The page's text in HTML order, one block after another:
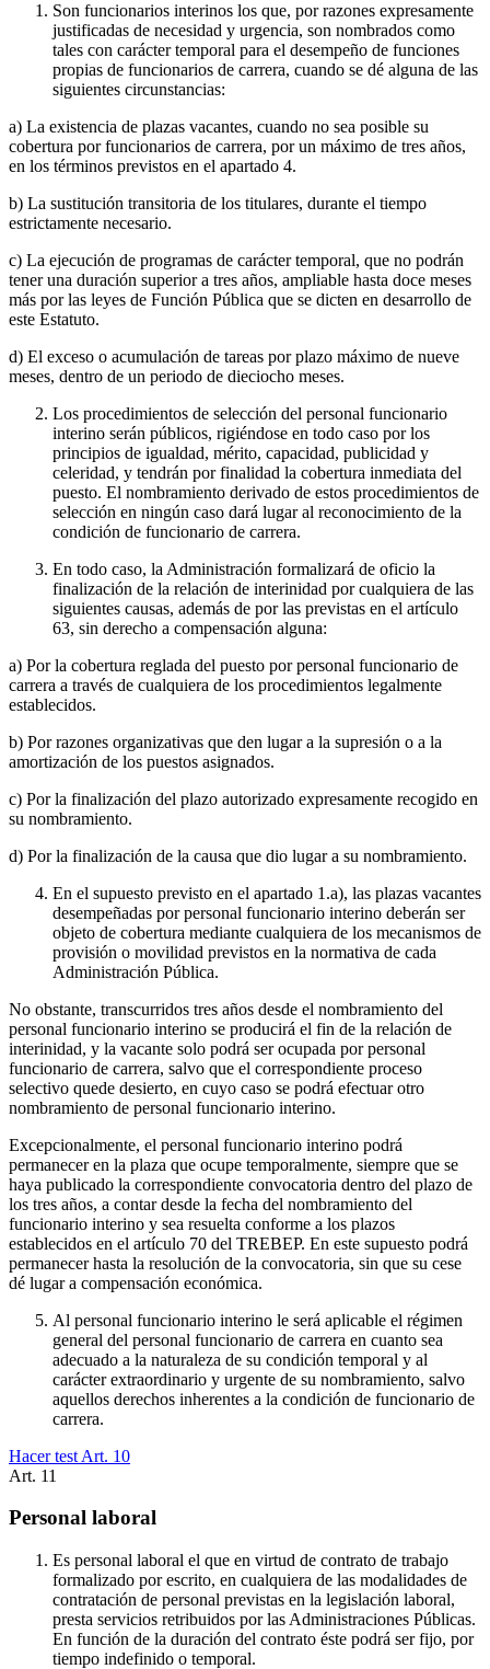
Son funcionarios interinos los que, por razones expresamente
justificadas de necesidad y urgencia, son nombrados como
tales con carácter temporal para el desempeño de funciones
propias de funcionarios de carrera, cuando se dé alguna de las
siguientes circunstancias:
a) La existencia de plazas vacantes, cuando no sea posible su
cobertura por funcionarios de carrera, por un máximo de tres años,
en los términos previstos en el apartado 4.
b) La sustitución transitoria de los titulares, durante el tiempo
estrictamente necesario.
c) La ejecución de programas de carácter temporal, que no podrán
tener una duración superior a tres años, ampliable hasta doce meses
más por las leyes de Función Pública que se dicten en desarrollo de
este Estatuto.
d) El exceso o acumulación de tareas por plazo máximo de nueve
meses, dentro de un periodo de dieciocho meses.
Los procedimientos de selección del personal funcionario
interino serán públicos, rigiéndose en todo caso por los
principios de igualdad, mérito, capacidad, publicidad y
celeridad, y tendrán por finalidad la cobertura inmediata del
puesto. El nombramiento derivado de estos procedimientos de
selección en ningún caso dará lugar al reconocimiento de la
condición de funcionario de carrera.
En todo caso, la Administración formalizará de oficio la
finalización de la relación de interinidad por cualquiera de las
siguientes causas, además de por las previstas en el artículo
63, sin derecho a compensación alguna:
a) Por la cobertura reglada del puesto por personal funcionario de
carrera a través de cualquiera de los procedimientos legalmente
establecidos.
b) Por razones organizativas que den lugar a la supresión o a la
amortización de los puestos asignados.
c) Por la finalización del plazo autorizado expresamente recogido en
su nombramiento.
d) Por la finalización de la causa que dio lugar a su nombramiento.
En el supuesto previsto en el apartado 1.a), las plazas vacantes
desempeñadas por personal funcionario interino deberán ser
objeto de cobertura mediante cualquiera de los mecanismos de
provisión o movilidad previstos en la normativa de cada
Administración Pública.
No obstante, transcurridos tres años desde el nombramiento del
personal funcionario interino se producirá el fin de la relación de
interinidad, y la vacante solo podrá ser ocupada por personal
funcionario de carrera, salvo que el correspondiente proceso
selectivo quede desierto, en cuyo caso se podrá efectuar otro
nombramiento de personal funcionario interino.
Excepcionalmente, el personal funcionario interino podrá
permanecer en la plaza que ocupe temporalmente, siempre que se
haya publicado la correspondiente convocatoria dentro del plazo de
los tres años, a contar desde la fecha del nombramiento del
funcionario interino y sea resuelta conforme a los plazos
establecidos en el artículo 70 del TREBEP. En este supuesto podrá
permanecer hasta la resolución de la convocatoria, sin que su cese
dé lugar a compensación económica.
Al personal funcionario interino le será aplicable el régimen
general del personal funcionario de carrera en cuanto sea
adecuado a la naturaleza de su condición temporal y al
carácter extraordinario y urgente de su nombramiento, salvo
aquellos derechos inherentes a la condición de funcionario de
carrera.
Hacer test Art. 10
Art. 11
Personal laboral
Es personal laboral el que en virtud de contrato de trabajo
formalizado por escrito, en cualquiera de las modalidades de
contratación de personal previstas en la legislación laboral,
presta servicios retribuidos por las Administraciones Públicas.
En función de la duración del contrato éste podrá ser fijo, por
tiempo indefinido o temporal.